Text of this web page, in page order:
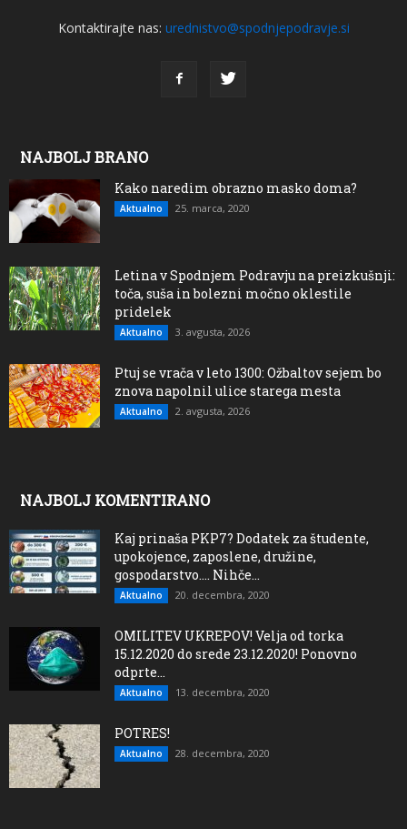
Kontaktirajte nas: urednistvo@spodnjepodravje.si
NAJBOLJ BRANO
Kako naredim obrazno masko doma?
Aktualno 25. marca, 2020
Letina v Spodnjem Podravju na preizkušnji:
toča, suša in bolezni močno oklestile
pridelek
Aktualno 3. avgusta, 2026
Ptuj se vrača v leto 1300: Ožbaltov sejem bo
znova napolnil ulice starega mesta
Aktualno 2. avgusta, 2026
NAJBOLJ KOMENTIRANO
Kaj prinaša PKP7? Dodatek za študente,
upokojence, zaposlene, družine,
gospodarstvo…. Nihče...
Aktualno 20. decembra, 2020
OMILITEV UKREPOV! Velja od torka
15.12.2020 do srede 23.12.2020! Ponovno
odprte...
Aktualno 13. decembra, 2020
POTRES!
Aktualno 28. decembra, 2020